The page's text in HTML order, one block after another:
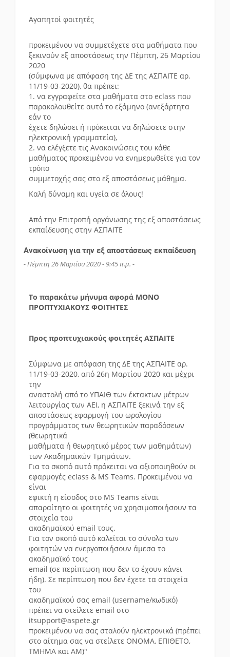
Αγαπητοί φοιτητές
προκειμένου να συμμετέχετε στα μαθήματα που
ξεκινούν εξ αποστάσεως την Πέμπτη, 26 Μαρτίου
2020
(σύμφωνα με απόφαση της ΔΕ της ΑΣΠΑΙΤΕ αρ.
11/19-03-2020), θα πρέπει:
1. να εγγραφείτε στα μαθήματα στο eclass που
παρακολουθείτε αυτό το εξάμηνο (ανεξάρτητα
εάν το
έχετε δηλώσει ή πρόκειται να δηλώσετε στην
ηλεκτρονική γραμματεία),
2. να ελέγξετε τις Ανακοινώσεις του κάθε
μαθήματος προκειμένου να ενημερωθείτε για τον
τρόπο
συμμετοχής σας στο εξ αποστάσεως μάθημα.
Καλή δύναμη και υγεία σε όλους!
Από την Επιτροπή οργάνωσης της εξ αποστάσεως
εκπαίδευσης στην ΑΣΠΑΙΤΕ
Ανακοίνωση για την εξ αποστάσεως εκπαίδευση
- Πέμπτη 26 Μαρτίου 2020 - 9:45 π.μ. -
Το παρακάτω μήνυμα αφορά ΜΟΝΟ
ΠΡΟΠΤΥΧΙΑΚΟΥΣ ΦΟΙΤΗΤΕΣ
Προς προπτυχιακούς φοιτητές ΑΣΠΑΙΤΕ
Σύμφωνα με απόφαση της ΔΕ της ΑΣΠΑΙΤΕ αρ.
11/19-03-2020, από 26η Μαρτίου 2020 και μέχρι
την
αναστολή από το ΥΠΑΙΘ των έκτακτων μέτρων
λειτουργίας των ΑΕΙ, η ΑΣΠΑΙΤΕ ξεκινά την εξ
αποστάσεως εφαρμογή του ωρολογίου
προγράμματος των θεωρητικών παραδόσεων
(θεωρητικά
μαθήματα ή θεωρητικό μέρος των μαθημάτων)
των Ακαδημαϊκών Τμημάτων.
Για το σκοπό αυτό πρόκειται να αξιοποιηθούν οι
εφαρμογές eclass & MS Teams. Προκειμένου να
είναι
εφικτή η είσοδος στο MS Teams είναι
απαραίτητο οι φοιτητές να χρησιμοποιήσουν τα
στοιχεία του
ακαδημαϊκού email τους.
Για τον σκοπό αυτό καλείται το σύνολο των
φοιτητών να ενεργοποιήσουν άμεσα το
ακαδημαϊκό τους
email (σε περίπτωση που δεν το έχουν κάνει
ήδη). Σε περίπτωση που δεν έχετε τα στοιχεία
του
ακαδημαϊκού σας email (username/κωδικό)
πρέπει να στείλετε email στο
itsupport@aspete.gr
προκειμένου να σας σταλούν ηλεκτρονικά (πρέπει
στο αίτημα σας να στείλετε ΟΝΟΜΑ, ΕΠΙΘΕΤΟ,
ΤΜΗΜΑ και ΑΜ)"